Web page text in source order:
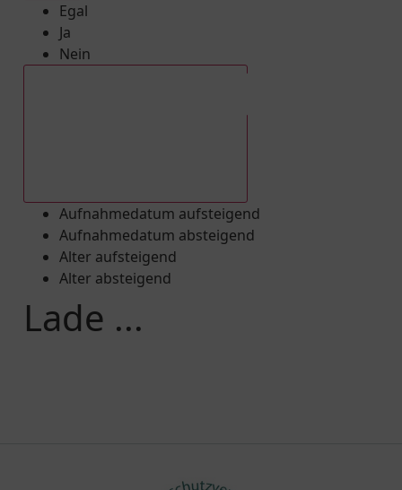
Egal
Ja
Nein
Aufnahmedatum aufsteigend
Aufnahmedatum absteigend
Alter aufsteigend
Alter absteigend
Lade ...